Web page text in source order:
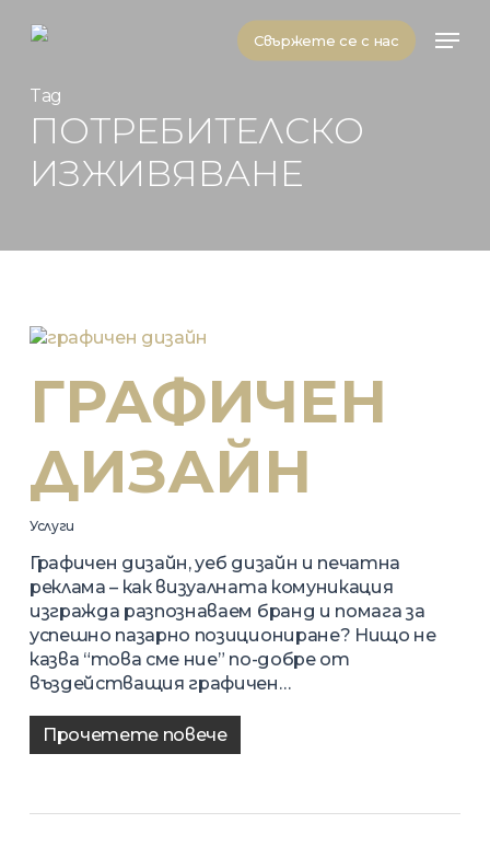
Свържете се с нас
Tag
ПОТРЕБИТЕЛСКО
ИЗЖИВЯВАНЕ
ГРАФИЧЕН
ДИЗАЙН
Услуги
Графичен дизайн, уеб дизайн и печатна
реклама – как визуалната комуникация
изгражда разпознаваем бранд и помага за
успешно пазарно позициониране? Нищо не
казва “това сме ние” по-добре от
въздействащия графичен…
Прочетете повече